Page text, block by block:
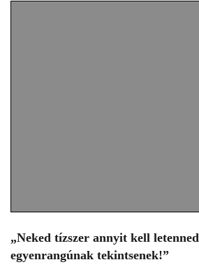
„Neked tízszer annyit kell
egyenrangúnak tekintsenek!”